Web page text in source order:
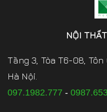
NỘI
Tầng 3, Tòa T6-08, Tôn
Hà Nội.
097.1982.777 -